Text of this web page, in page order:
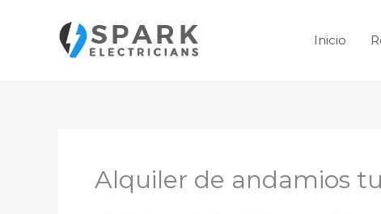
contenido
Inicio
Alquiler de andamios